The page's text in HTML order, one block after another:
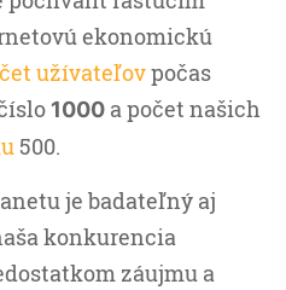
ekonomickú
užívateľovpočas
1000 a počet našich
500.
je badateľný aj
konkurencia
záujmu a